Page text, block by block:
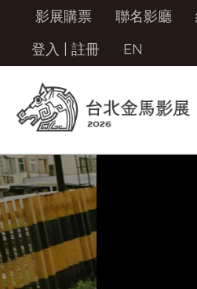
影展購票 聯名影廳
登入
註冊 EN